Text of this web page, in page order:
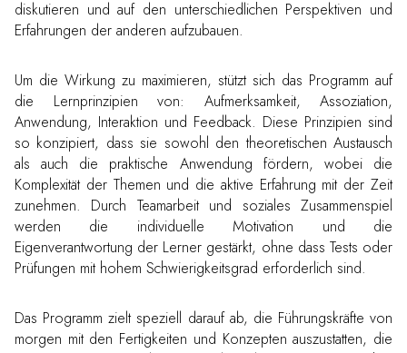
diskutieren und auf den unterschiedlichen Perspektiven und
Erfahrungen der anderen aufzubauen.
Um die Wirkung zu maximieren, stützt sich das Programm auf
die Lernprinzipien von: Aufmerksamkeit, Assoziation,
Anwendung, Interaktion und Feedback. Diese Prinzipien sind
so konzipiert, dass sie sowohl den theoretischen Austausch
als auch die praktische Anwendung fördern, wobei die
Komplexität der Themen und die aktive Erfahrung mit der Zeit
zunehmen. Durch Teamarbeit und soziales Zusammenspiel
werden die individuelle Motivation und die
Eigenverantwortung der Lerner gestärkt, ohne dass Tests oder
Prüfungen mit hohem Schwierigkeitsgrad erforderlich sind.
Das Programm zielt speziell darauf ab, die Führungskräfte von
morgen mit den Fertigkeiten und Konzepten auszustatten, die